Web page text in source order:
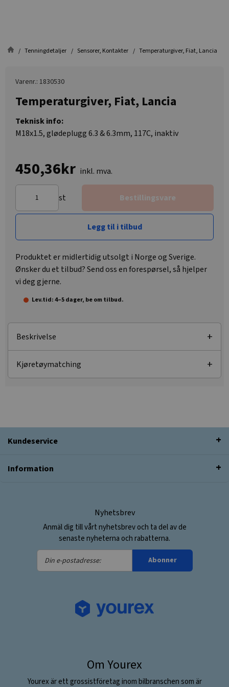
Tenningdetaljer Sensorer, Kontakter Temperaturgiver, Fiat, Lancia
Varenr.: 1830530
Temperaturgiver, Fiat, Lancia
Teknisk info:
M18x1.5, glødeplugg 6.3 & 6.3mm, 117C, inaktiv
450,36kr inkl. mva.
st Bestillingsvare
Legg til i tilbud
Produktet er midlertidig utsolgt i Norge og Sverige.
Ønsker du et tilbud? Send oss en forespørsel, så hjelper
vi deg gjerne.
Lev.tid: 4–5 dager, be om tilbud.
Beskrivelse
Kjøretøymatching
Kundeservice
Information
Nyhetsbrev
Anmäl dig till vårt nyhetsbrev och ta del av de
senaste nyheterna och rabatterna.
Din
e-
Abonner
Om Yourex
Yourex är ett grossistföretag inom bilbranschen som är